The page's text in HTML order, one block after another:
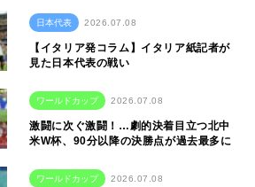
日本代表 2026.07.08
【イタリア発コラム】イタリア紙記者が
見た日本代表の戦い
ワールドカップ 2026.07.08
激闘に次ぐ激闘！…劇的決着目立つ北中
米W杯、90分以降の決勝点が過去最多に
ワールドカップ 2026.07.08